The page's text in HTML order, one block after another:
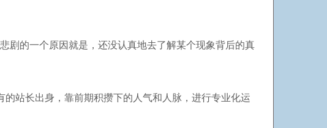
剧的一个原因就是，还没认真地去了解某个现象背后的真
站长出身，靠前期积攒下的人气和人脉，进行专业化运